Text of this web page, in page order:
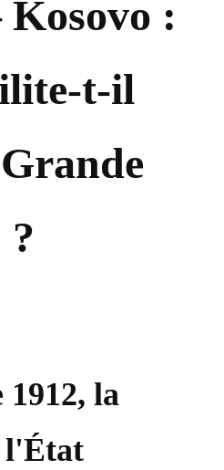
:
t-il
?
1912, la
l'État